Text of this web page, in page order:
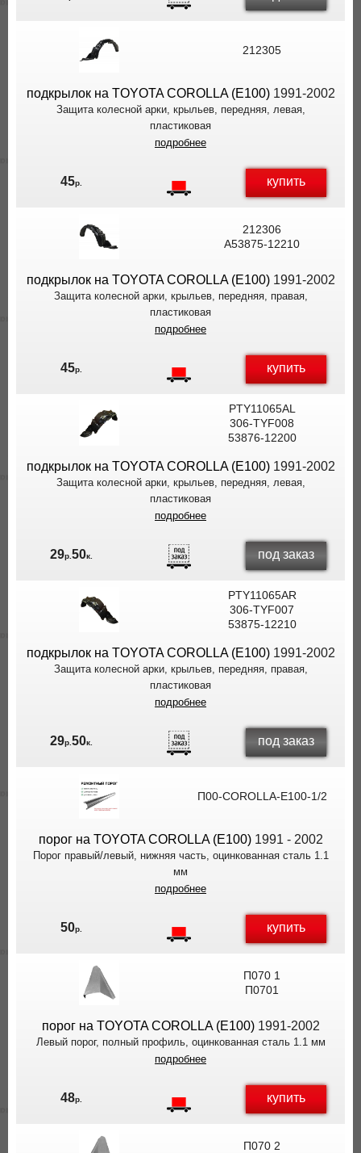
212305
подкрылок на TOYOTA COROLLA (E100)1991-2002
Защита колесной арки, крыльев, передняя, левая,
пластиковая
подробнее
45р. купить
212306
A53875-12210
подкрылок на TOYOTA COROLLA (E100)1991-2002
Защита колесной арки, крыльев, передняя, правая,
пластиковая
подробнее
45р. купить
PTY11065AL
306-TYF008
53876-12200
подкрылок на TOYOTA COROLLA (E100)1991-2002
Защита колесной арки, крыльев, передняя, левая,
пластиковая
подробнее
29р.50к. под заказ
PTY11065AR
306-TYF007
53875-12210
подкрылок на TOYOTA COROLLA (E100)1991-2002
Защита колесной арки, крыльев, передняя, правая,
пластиковая
подробнее
29р.50к. под заказ
П00-COROLLA-E100-1/2
порог на TOYOTA COROLLA (E100)1991 - 2002
Порог правый/левый, нижняя часть, оцинкованная сталь 1.1
мм
подробнее
50р. купить
П070 1
П0701
порог на TOYOTA COROLLA (E100)1991-2002
Левый порог, полный профиль, оцинкованная сталь 1.1 мм
подробнее
48р. купить
П070 2